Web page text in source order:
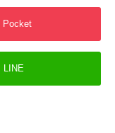
Pocket
LINE